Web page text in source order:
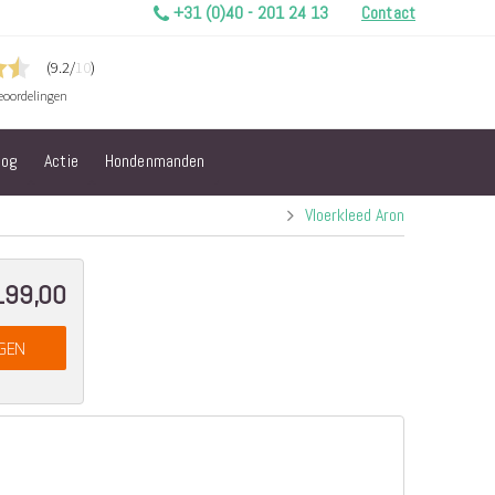
+31 (0)40 - 201 24 13 Contact
Actie Hondenmanden
Vloerkleed Aron